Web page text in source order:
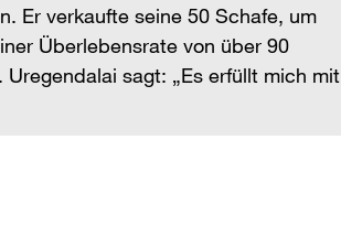
Er verkaufte seine 50 Schafe, um
Überlebensrate von über 90
sagt: „Es erfüllt mich mit